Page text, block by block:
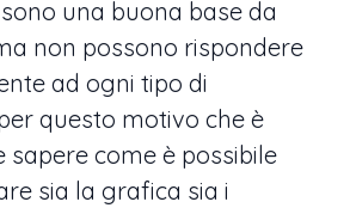
una buona base da
non possono rispondere
ad ogni tipo di
questo motivo che è
sapere come è possibile
sia la grafica sia i